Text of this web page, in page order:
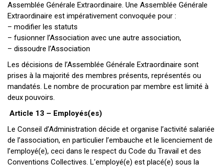
Assemblée Générale Extraordinaire. Une Assemblée Générale
Extraordinaire est impérativement convoquée pour :
– modifier les statuts
– fusionner l’Association avec une autre association,
– dissoudre l’Association
Les décisions de l’Assemblée Générale Extraordinaire sont
prises à la majorité des membres présents, représentés ou
mandatés. Le nombre de procuration par membre est limité à
deux pouvoirs.
Article 13 – Employés(es)
Le Conseil d’Administration décide et organise l’activité salariée
de l’association, en particulier l’embauche et le licenciement de
l’employé(e), ceci dans le respect du Code du Travail et des
Conventions Collectives. L’employé(e) est placé(e) sous la